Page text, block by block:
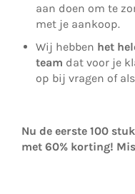
aan doen om te
met je aankoop.
Wij hebben het
team dat voor je
op bij vragen of
Nu de eerste 100
met 60% korting!